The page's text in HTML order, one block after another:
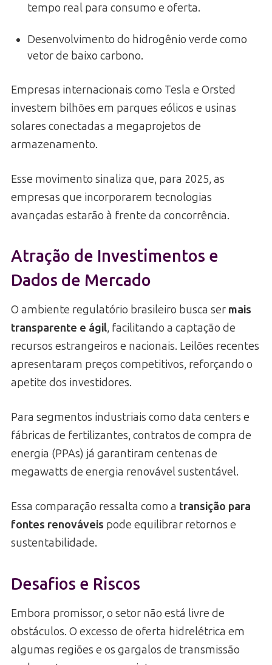
tempo real para consumo e oferta.
Desenvolvimento do hidrogênio verde como
vetor de baixo carbono.
Empresas internacionais como Tesla e Orsted
investem bilhões em parques eólicos e usinas
solares conectadas a megaprojetos de
armazenamento.
Esse movimento sinaliza que, para 2025, as
empresas que incorporarem tecnologias
avançadas estarão à frente da concorrência.
Atração de Investimentos e
Dados de Mercado
O ambiente regulatório brasileiro busca ser mais
transparente e ágil, facilitando a captação de
recursos estrangeiros e nacionais. Leilões recentes
apresentaram preços competitivos, reforçando o
apetite dos investidores.
Para segmentos industriais como data centers e
fábricas de fertilizantes, contratos de compra de
energia (PPAs) já garantiram centenas de
megawatts de energia renovável sustentável.
Essa comparação ressalta como a transição para
fontes renováveis pode equilibrar retornos e
sustentabilidade.
Desafios e Riscos
Embora promissor, o setor não está livre de
obstáculos. O excesso de oferta hidrelétrica em
algumas regiões e os gargalos de transmissão